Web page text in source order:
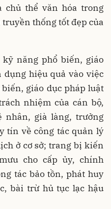
chủ thể văn hóa trong
thống tốt đẹp của
năng phổ biến, giáo
dụng hiệu quả vào việc
giáo dục pháp luật
nhiệm của cán bộ,
nhân, già làng, trưởng
tín về công tác quản lý
ở cơ sở; trang bị kiến
cho cấp ủy, chính
tác bảo tồn, phát huy
bài trừ hủ tục lạc hậu